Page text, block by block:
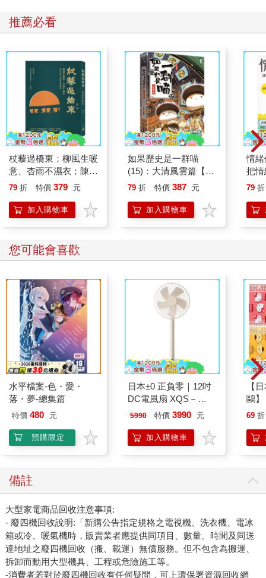
推薦必看
杖藜過橋東：柳風生暖
意、杏雨不濕衣；陳亮
恭談以心轉境的適齡漫
79 折 特價 379 元
加入購物車
如果歷史是一群喵
(15)：大清風雲篇【萌
貓漫畫學歷史】
79 折 特價 387 元
加入購物車
情
把
誰
79 折
您可能會喜歡
水平檔案-色・愛・
落・夢-總集篇
特價 480 元
預購限定
日本±0 正負零｜12吋
DC電風扇 XQS－
Y620 象牙白
5990 特價 3990 元
加入購物車
【
鷗
(8款
企鵝
69 折
備註
大型家電商品回收注意事項:
- 廢四機回收說明:「新購公告指定規格之電視機、洗衣機、電冰
箱或冷、暖氣機時，販賣業者應提供同項目、數量、時間及同送
達地址之廢四機回收（搬、載運）無償服務。但不包含為搬運、
拆卸而動用大型機具、工程或危險施工等。
-消費者若對於廢四機回收有任何疑問，可上環保署資源回收網